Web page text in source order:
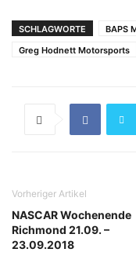
SCHLAGWORTE BAPS
Greg Hodnett Motorsports
Vorheriger Artikel
NASCAR Wochenende
Richmond 21.09. –
23.09.2018